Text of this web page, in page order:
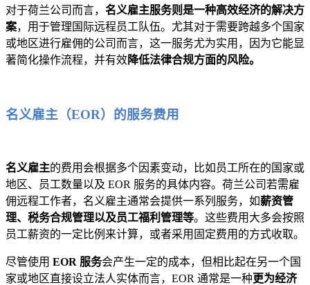
对于荷兰公司而言， 名义雇主服务则是一种高效经济的解决方
案，用于管理国际远程员工队伍。尤其对于需要跨越多个国家
或地区进行雇佣的公司而言，这一服务尤为实用，因为它能显
著简化操作流程，并有效降低法律合规方面的风险。
名义雇主（EOR）的服务费用
名义雇主的费用会根据多个因素变动，比如员工所在的国家或
地区、员工数量以及 EOR 服务的具体内容。荷兰公司若需雇
佣远程工作者，名义雇主通常会提供一系列服务，如薪资管
理、税务合规管理以及员工福利管理等。这些费用大多会按照
员工薪资的一定比例来计算，或者采用固定费用的方式收取。
尽管使用 EOR 服务会产生一定的成本，但相比起在另一个国
家或地区直接设立法人实体而言，EOR 通常是一种更为经济